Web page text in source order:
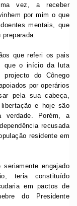
vez, a receber
por mim o que
mentais, que
que referi os pais
que o início da luta
projecto do Cônego
por operários
pela sua cabeça,
e hoje são
verdade. Porém, a
recusada
residente em
engajado
teria constituído
em pactos de
do Presidente